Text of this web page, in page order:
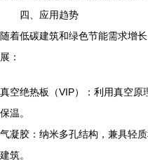
四、应用趋势
随着低碳建筑和绿色节能需求增
展：
真空绝热板（VIP）：利用真空
保温。
气凝胶：纳米多孔结构，兼具轻
建筑。